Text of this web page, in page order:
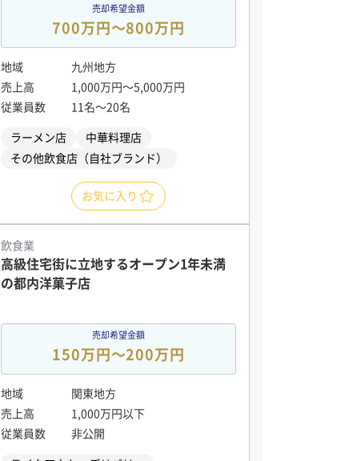
売却希望金額
700万円〜800万円
地域
九州地方
売上高
1,000万円〜5,000万円
従業員数
11名〜20名
ラーメン店
中華料理店
その他飲食店（自社ブランド）
お気に入り
飲食業
高級住宅街に立地するオープン1年未満
の都内洋菓子店
売却希望金額
150万円〜200万円
地域
関東地方
売上高
1,000万円以下
従業員数
非公開